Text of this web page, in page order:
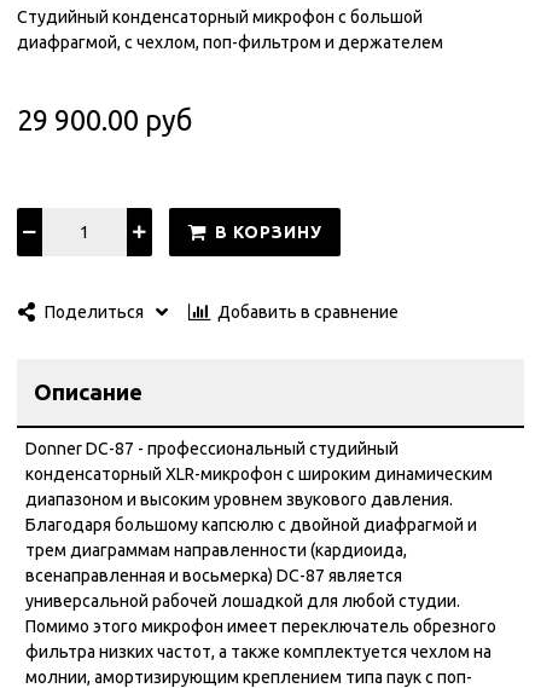
Студийный конденсаторный микрофон с большой
диафрагмой, с чехлом, поп-фильтром и держателем
29 900.00 руб
В КОРЗИНУ
Поделиться Добавить в сравнение
Описание
Donner DC-87 - профессиональный студийный
конденсаторный XLR-микрофон с широким динамическим
диапазоном и высоким уровнем звукового давления.
Благодаря большому капсюлю с двойной диафрагмой и
трем диаграммам направленности (кардиоида,
всенаправленная и восьмерка) DC-87 является
универсальной рабочей лошадкой для любой студии.
Помимо этого микрофон имеет переключатель обрезного
фильтра низких частот, а также комплектуется чехлом на
молнии, амортизирующим креплением типа паук с поп-